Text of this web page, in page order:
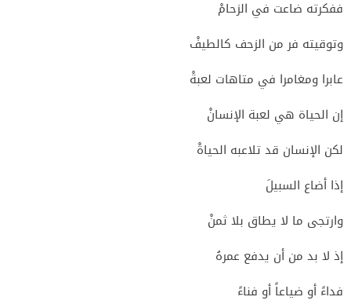
ففكرته ضاعت في الزحامْ
وتوقيته فر من الزحف كالطيفْ
عابرا ومغامرا في متاهات لعبةْ
إن الحياة هي لعبة الإنسانْ
لكن الإنسان قد تلاعبه الحياةْ
إذا أضاع السبيلَ
وارتجى ما لا يطاق بلا ثمنْ
إذ لا بد من أن يدفع عمرهُ
فداءً أو ضياعاً أو فناءً